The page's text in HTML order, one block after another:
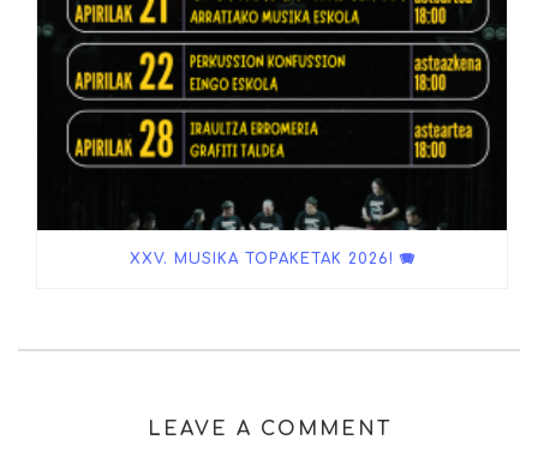
XXV. MUSIKA TOPAKETAK 2026! 🪗
LEAVE A COMMENT